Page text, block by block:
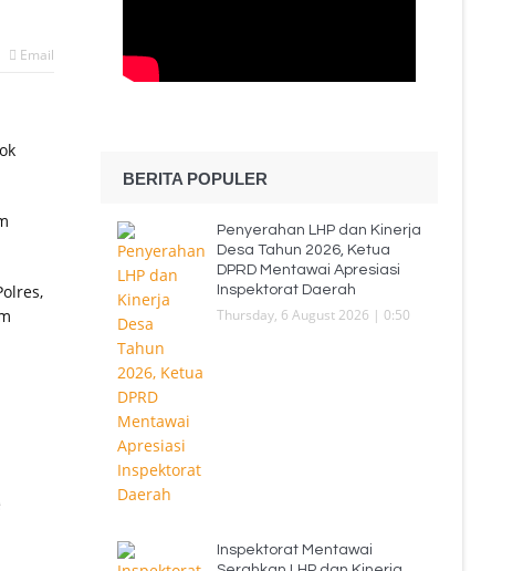
Email
BERITA POPULER
Penyerahan LHP dan Kinerja
Desa Tahun 2026, Ketua
DPRD Mentawai Apresiasi
Inspektorat Daerah
Thursday, 6 August 2026 | 0:50
Inspektorat Mentawai